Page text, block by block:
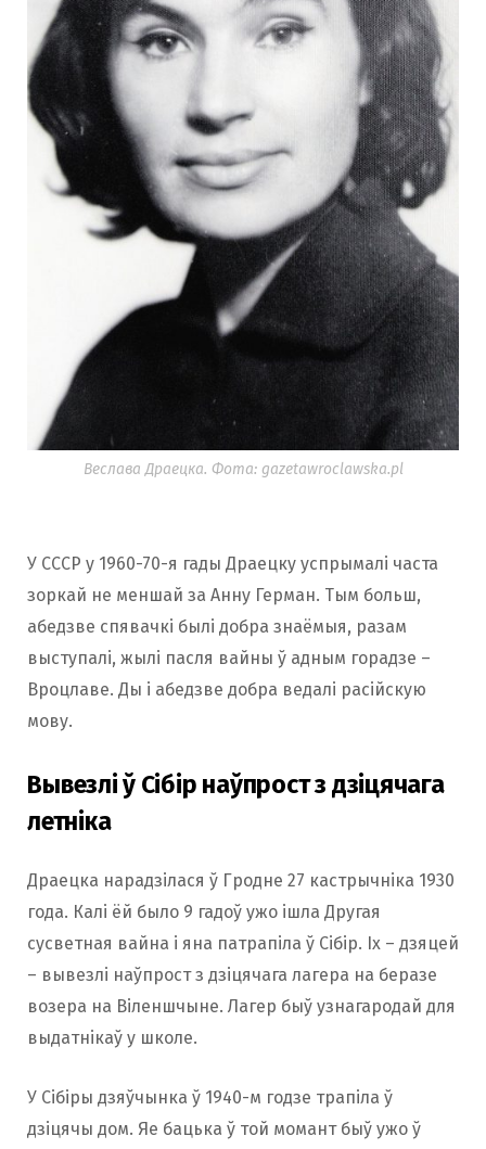
Веслава Драецка. Фота: gazetawroclawska.pl
У СССР у 1960-70-я гады Драецку успрымалі часта
зоркай не меншай за Анну Герман. Тым больш,
абедзве спявачкі былі добра знаёмыя, разам
выступалі, жылі пасля вайны ў адным горадзе –
Вроцлаве. Ды і абедзве добра ведалі расійскую
мову.
Вывезлі ў Сібір наўпрост з дзіцячага
летніка
Драецка нарадзілася ў Гродне 27 кастрычніка 1930
года. Калі ёй было 9 гадоў ужо ішла Другая
сусветная вайна і яна патрапіла ў Сібір. Іх – дзяцей
– вывезлі наўпрост з дзіцячага лагера на беразе
возера на Віленшчыне. Лагер быў узнагародай для
выдатнікаў у школе.
У Сібіры дзяўчынка ў 1940-м годзе трапіла ў
дзіцячы дом. Яе бацька ў той момант быў ужо ў